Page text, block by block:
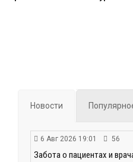
Новости
6 Авг 2026 19:01 56
Забота о пациентах и